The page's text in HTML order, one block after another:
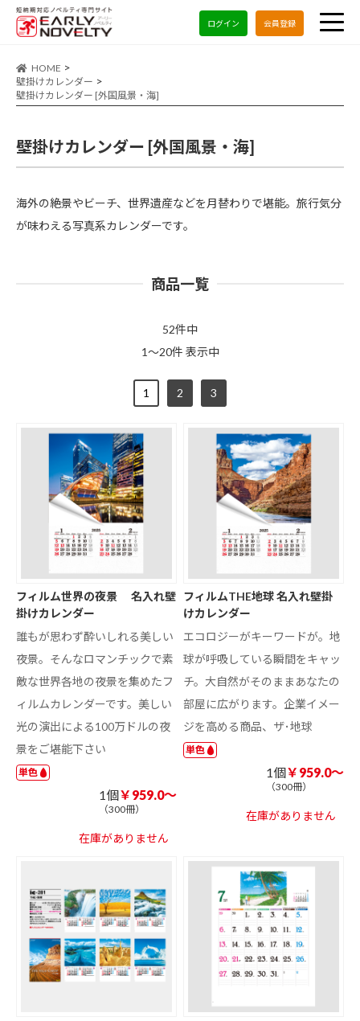
ログイン 会員登録
HOME
壁掛けカレンダー
壁掛けカレンダー [外国風景・海]
壁掛けカレンダー [外国風景・海]
海外の絶景やビーチ、世界遺産などを月替わりで堪能。旅行気分
が味わえる写真系カレンダーです。
商品一覧
52件中
1～20件 表示中
1 2 3
フィルム世界の夜景 名入れ壁
掛けカレンダー
誰もが思わず酔いしれる美しい
夜景。そんなロマンチックで素
敵な世界各地の夜景を集めたフ
ィルムカレンダーです。美しい
光の演出による100万ドルの夜
景をご堪能下さい
単色
1個￥959.0～
（300冊）
在庫がありません
フィルムTHE地球 名入れ壁掛
けカレンダー
エコロジーがキーワードが。地
球が呼吸している瞬間をキャッ
チ。大自然がそのままあなたの
部屋に広がります。企業イメー
ジを高める商品、ザ･地球
単色
1個￥959.0～
（300冊）
在庫がありません